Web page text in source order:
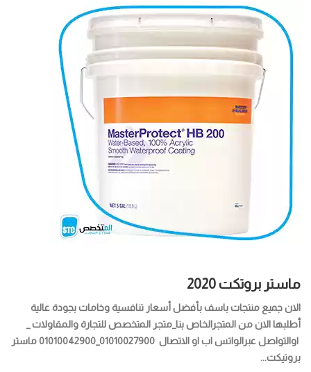
ماستر بروتكت 2020
الان جميع منتجات باسف بأفضل أسعار تنافسية وخامات بجودة عالية
أطلبها الان من المتجرالخاص بنا_متجر المتخصص للتجارة والمقاولات _
اوالتواصل عبرالواتس اب او الاتصال 01010027900_01010042900 ماستر
بروتيكت...